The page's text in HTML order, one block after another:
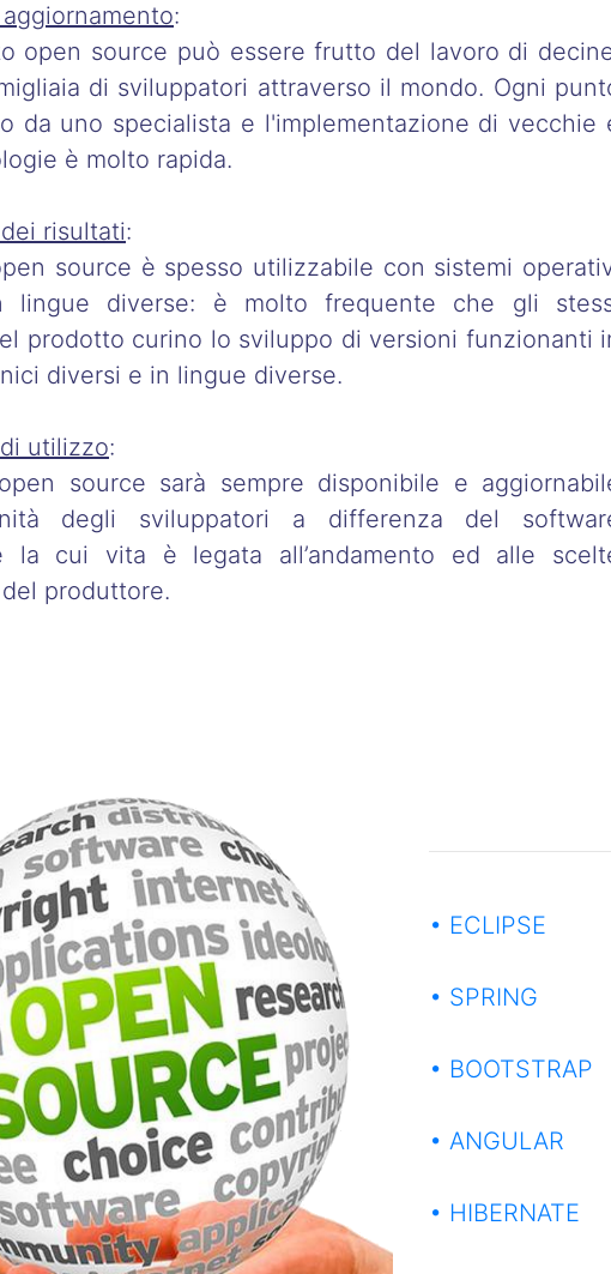
:
open source può essere frutto del lavoro di
di sviluppatori attraverso il mondo. Ogni
da uno specialista e l'implementazione di vecchie
è molto rapida.
risultati:
source è spesso utilizzabile con sistemi
lingue diverse: è molto frequente che gli
prodotto curino lo sviluppo di versioni funzionanti
diversi e in lingue diverse.
utilizzo:
source sarà sempre disponibile e
degli sviluppatori a differenza del
la cui vita è legata all’andamento ed alle
produttore.
• ECLIPSE
• SPRING
• BOOTSTRAP
• ANGULAR
• HIBERNATE